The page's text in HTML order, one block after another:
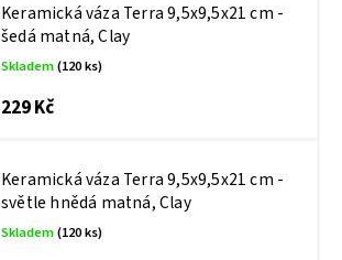
Keramická váza Terra 9,5x9,5x21 cm -
šedá matná, Clay
Skladem(120 ks)
229 Kč
Keramická váza Terra 9,5x9,5x21 cm -
světle hnědá matná, Clay
Skladem(120 ks)